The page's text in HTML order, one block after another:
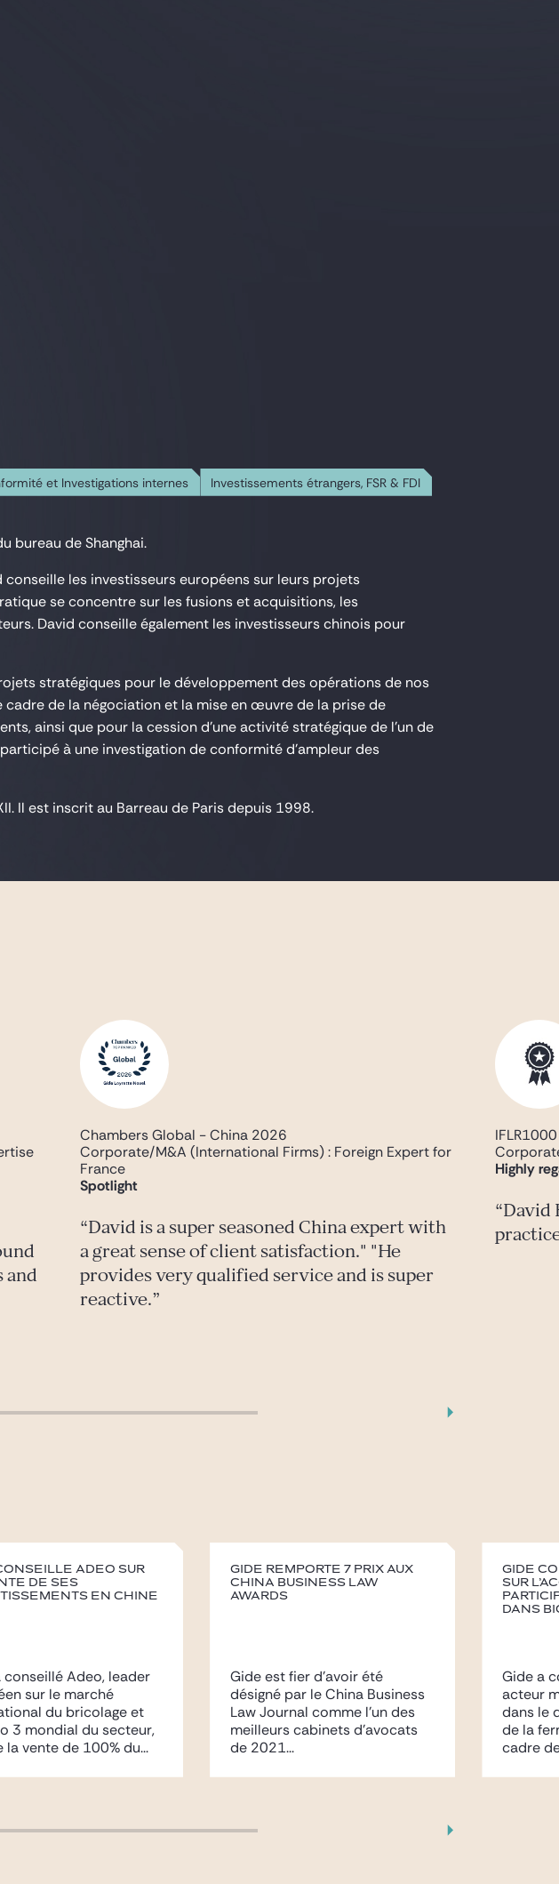
et Investigations internes Investissements étrangers, FSR & FDI
bureau de Shanghai.
les investisseurs européens sur leurs projets
se concentre sur les fusions et acquisitions, les
David conseille également les investisseurs chinois pour
stratégiques pour le développement des opérations de nos
de la négociation et la mise en œuvre de la prise de
ainsi que pour la cession d'une activité stratégique de l'un de
à une investigation de conformité d'ampleur des
Il est inscrit au Barreau de Paris depuis 1998.
and
Chambers Global - China 2026
Corporate/M&A (International Firms) : Foreign Expert for
France
Spotlight
David is a super seasoned China expert with
a great sense of client satisfaction." "He
provides very qualified service and is super
reactive.
Highly
David
Adeo sur
de ses
en Chine
conseillé Adeo, leader
sur le marché
du bricolage et
3 mondial du secteur,
la vente de 100% du...
Gide remporte 7 prix aux
China Business Law
Awards
Gide est fier d’avoir été
désigné par le China Business
Law Journal comme l’un des
meilleurs cabinets d’avocats
de 2021...
Gide
sur
dans
Gide a
acteur
dans le
de la
cadre